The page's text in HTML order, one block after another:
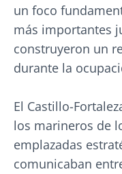
un foco
más importantes
construyeron un
durante la
El Castillo-
los marineros de
emplazadas
comunicaban